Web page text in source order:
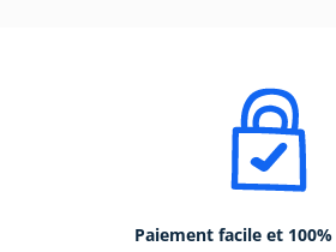
Paiement facile et